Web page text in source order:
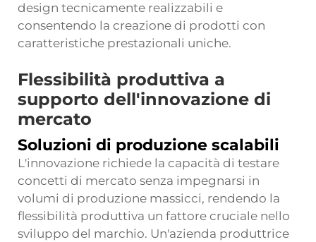
design tecnicamente realizzabili e
consentendo la creazione di prodotti con
caratteristiche prestazionali uniche.
Flessibilità produttiva a
supporto dell'innovazione di
mercato
Soluzioni di produzione scalabili
L'innovazione richiede la capacità di testare
concetti di mercato senza impegnarsi in
volumi di produzione massicci, rendendo la
flessibilità produttiva un fattore cruciale nello
sviluppo del marchio. Un'azienda produttrice